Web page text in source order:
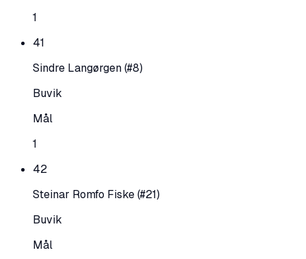
1
41
Sindre Langørgen(#8)
Buvik
Mål
1
42
Steinar Romfo Fiske(#21)
Buvik
Mål